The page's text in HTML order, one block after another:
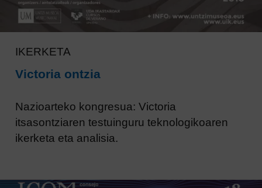
IKERKETA
Victoria ontzia
Nazioarteko kongresua: Victoria
itsasontziaren testuinguru teknologikoaren
ikerketa eta analisia.